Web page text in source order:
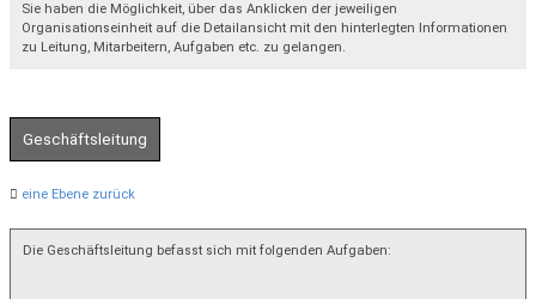
Sie haben die Möglichkeit, über das Anklicken der jeweiligen
Organisationseinheit auf die Detailansicht mit den hinterlegten Informationen
zu Leitung, Mitarbeitern, Aufgaben etc. zu gelangen.
Geschäftsleitung
eine Ebene zurück
Die Geschäftsleitung befasst sich mit folgenden Aufgaben: